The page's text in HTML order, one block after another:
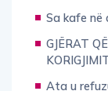
Sa kafe në
GJËRAT
Ata u